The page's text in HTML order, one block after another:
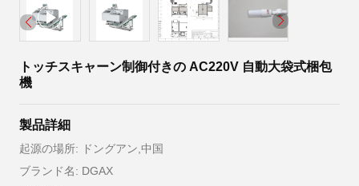
トッチスキャーン制御付きの AC220V 自動大袋式梱包
機
製品詳細
起源の場所: ドングアン,中国
ブランド名: DGAX